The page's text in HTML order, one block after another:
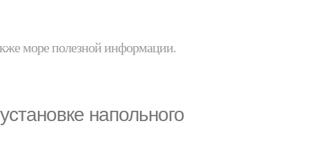
море полезной информации.
напольного